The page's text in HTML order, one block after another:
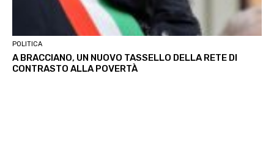
POLITICA
A BRACCIANO, UN NUOVO TASSELLO DELLA RETE DI
CONTRASTO ALLA POVERTÀ